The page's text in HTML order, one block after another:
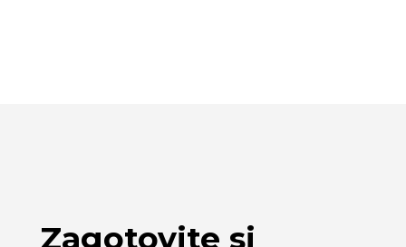
Zagotovite si